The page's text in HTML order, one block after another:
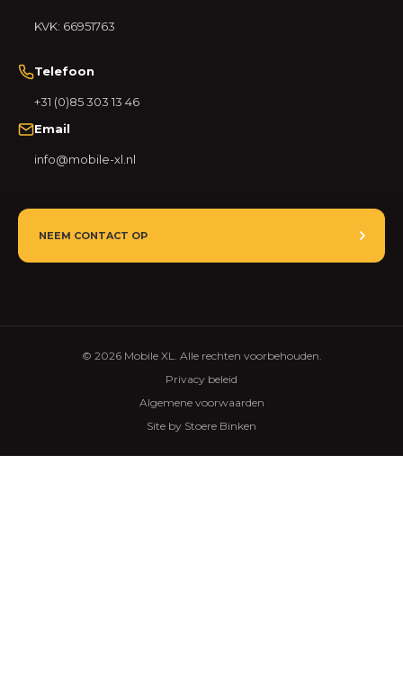
KVK: 66951763
Telefoon
+31 (0)85 303 13 46
Email
info@mobile-xl.nl
NEEM CONTACT OP
© 2026 Mobile XL. Alle rechten voorbehouden.
Privacy beleid
Algemene voorwaarden
Site by Stoere Binken